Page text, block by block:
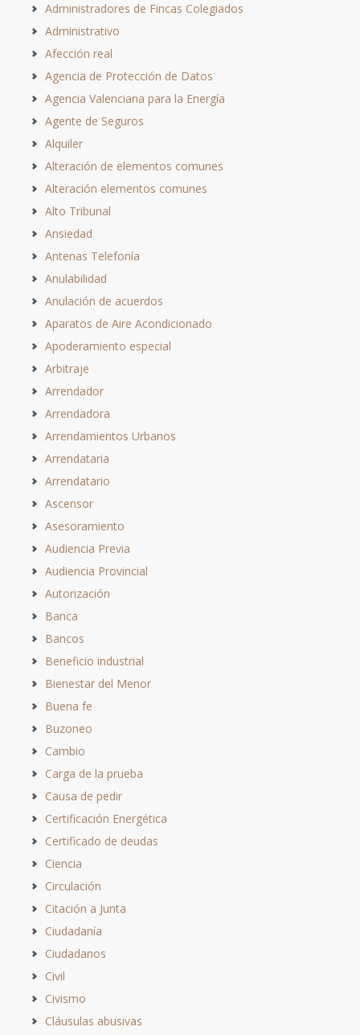
Administradores de Fincas Colegiados
Administrativo
Afección real
Agencia de Protección de Datos
Agencia Valenciana para la Energía
Agente de Seguros
Alquiler
Alteración de elementos comunes
Alteración elementos comunes
Alto Tribunal
Ansiedad
Antenas Telefonía
Anulabilidad
Anulación de acuerdos
Aparatos de Aire Acondicionado
Apoderamiento especial
Arbitraje
Arrendador
Arrendadora
Arrendamientos Urbanos
Arrendataria
Arrendatario
Ascensor
Asesoramiento
Audiencia Previa
Audiencia Provincial
Autorización
Banca
Bancos
Beneficio industrial
Bienestar del Menor
Buena fe
Buzoneo
Cambio
Carga de la prueba
Causa de pedir
Certificación Energética
Certificado de deudas
Ciencia
Circulación
Citación a Junta
Ciudadanía
Ciudadanos
Civil
Civismo
Cláusulas abusivas